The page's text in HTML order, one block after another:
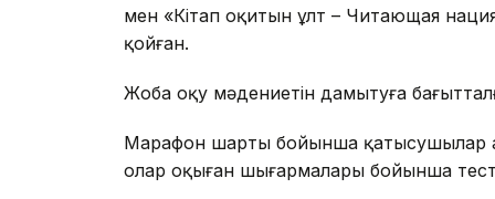
мен «Кітап оқитын ұлт – Читающая
қойған.
Жоба оқу мәдениетін дамытуға
Марафон шарты бойынша қатысушылар
олар оқыған шығармалары бойынша